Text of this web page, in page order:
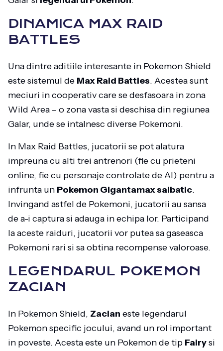
DINAMICA MAX RAID
BATTLES
Una dintre aditiile interesante in Pokemon Shield
este sistemul de Max Raid Battles. Acestea sunt
meciuri in cooperativ care se desfasoara in zona
Wild Area – o zona vasta si deschisa din regiunea
Galar, unde se intalnesc diverse Pokemoni.
In Max Raid Battles, jucatorii se pot alatura
impreuna cu alti trei antrenori (fie cu prieteni
online, fie cu personaje controlate de AI) pentru a
infrunta un Pokemon Gigantamax salbatic.
Invingand astfel de Pokemoni, jucatorii au sansa
de a-i captura si adauga in echipa lor. Participand
la aceste raiduri, jucatorii vor putea sa gaseasca
Pokemoni rari si sa obtina recompense valoroase.
LEGENDARUL POKEMON
ZACIAN
In Pokemon Shield, Zacian este legendarul
Pokemon specific jocului, avand un rol important
in poveste. Acesta este un Pokemon de tip Fairysi